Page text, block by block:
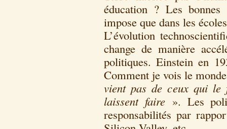
éducation ? Les
impose que dans les
L’évolution
change de manière
politiques. Einstein en
Comment je vois le
vient pas de ceux qui le
laissent faire». Les
responsabilités par